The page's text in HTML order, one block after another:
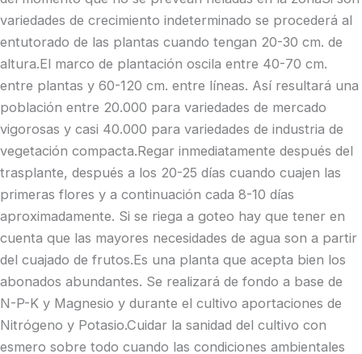
variedades de crecimiento indeterminado se procederá al
entutorado de las plantas cuando tengan 20-30 cm. de
altura.El marco de plantación oscila entre 40-70 cm.
entre plantas y 60-120 cm. entre líneas. Así resultará una
población entre 20.000 para variedades de mercado
vigorosas y casi 40.000 para variedades de industria de
vegetación compacta.Regar inmediatamente después del
trasplante, después a los 20-25 días cuando cuajen las
primeras flores y a continuación cada 8-10 días
aproximadamente. Si se riega a goteo hay que tener en
cuenta que las mayores necesidades de agua son a partir
del cuajado de frutos.Es una planta que acepta bien los
abonados abundantes. Se realizará de fondo a base de
N-P-K y Magnesio y durante el cultivo aportaciones de
Nitrógeno y Potasio.Cuidar la sanidad del cultivo con
esmero sobre todo cuando las condiciones ambientales